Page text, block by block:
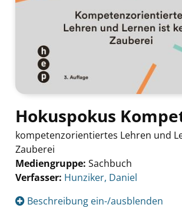
Hokuspokus
kompetenzorientiertes Lehren und
Zauberei
Mediengruppe: Sachbuch
Verfasser: Suche nach diesem
Hunziker, Daniel
Beschreibung ein-/ausblenden